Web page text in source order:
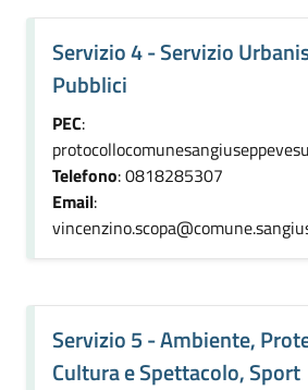
Servizio 4 - Servizio
Pubblici
PEC:
Telefono: 0818285307
Email:
Servizio 5 - Ambiente,
Cultura e Spettacolo, Sport